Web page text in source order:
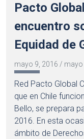
Pacto
encuentro
Equidad de
mayo 9, 2016 / mayo
Red Pacto Global
que en Chile
Bello, se prepara
2016. En esta
ámbito de